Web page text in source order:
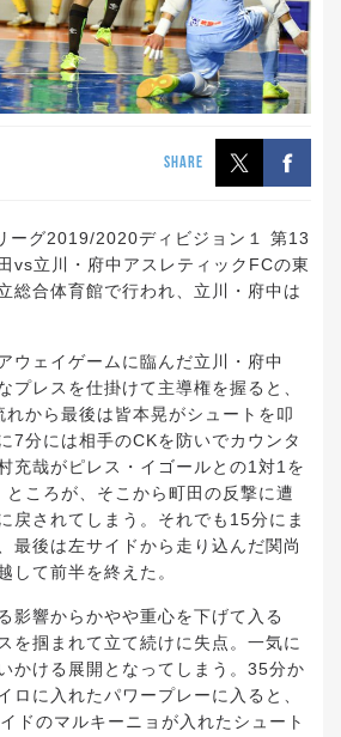
SHARE
ーグ2019/2020ディビジョン１ 第13
vs立川・府中アスレティックFCの東
総合体育館で行われ、立川・府中は
ウェイゲームに臨んだ立川・府中
プレスを仕掛けて主導権を握ると、
から最後は皆本晃がシュートを叩
7分には相手のCKを防いでカウンタ
充哉がピレス・イゴールとの1対1を
ころが、そこから町田の反撃に遭
戻されてしまう。それでも15分にま
最後は左サイドから走り込んだ関尚
して前半を終えた。
影響からかやや重心を下げて入る
を掴まれて立て続けに失点。一気に
かける展開となってしまう。35分か
ロに入れたパワープレーに入ると、
ドのマルキーニョが入れたシュート